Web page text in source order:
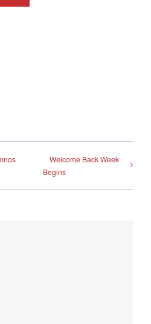
Welcome Back Week
Begins